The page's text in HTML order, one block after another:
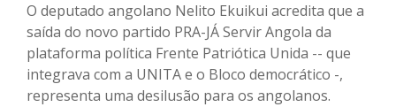
O deputado angolano Nelito Ekuikui acredita que a
saída do novo partido PRA-JÁ Servir Angola da
plataforma política Frente Patriótica Unida -- que
integrava com a UNITA e o Bloco democrático -,
representa uma desilusão para os angolanos.